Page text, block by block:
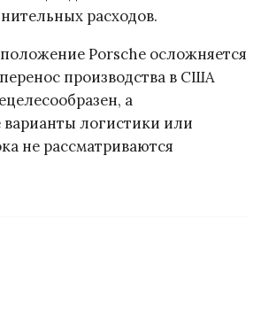
расходов.
Porsche осложняется
производства в США
а
варианты логистики или
не рассматриваются